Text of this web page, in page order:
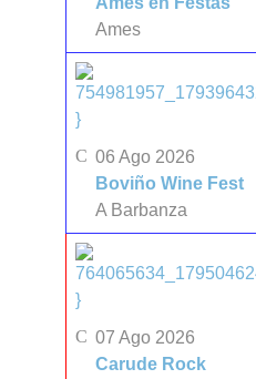
Ames
}
06 Ago 2026
Boviño Wine Fest
A Barbanza
}
07 Ago 2026
Carude Rock